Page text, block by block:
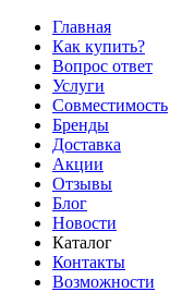
Главная
Как купить?
Вопрос ответ
Услуги
Совместимость
Бренды
Доставка
Акции
Отзывы
Блог
Новости
Каталог
Контакты
Возможности